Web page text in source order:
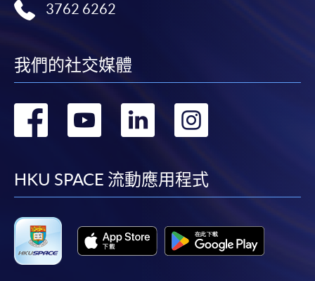
3762 6262
我們的社交媒體
轉
facebook
轉
youtube
轉
linkedin
轉
HKU SPACE 流動應用程式